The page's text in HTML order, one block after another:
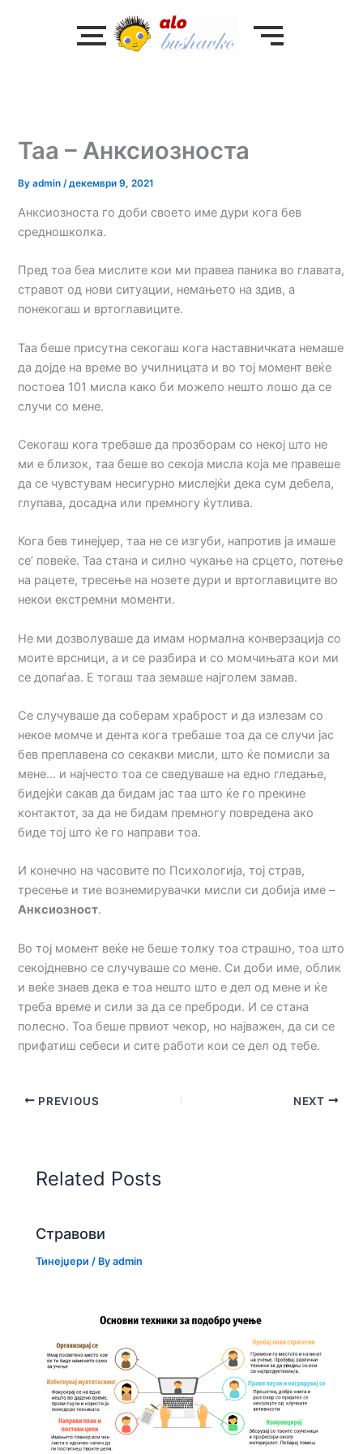
Таа – Анксиозноста
Byadmin/декември 9, 2021
Анксиозноста го доби своето име дури кога бев
средношколка.
Пред тоа беа мислите кои ми правеа паника во главата,
стравот од нови ситуации, немањето на здив, а
понекогаш и вртоглавиците.
Таа беше присутна секогаш кога наставничката немаше
да дојде на време во училницата и во тој момент веќе
постоеа 101 мисла како би можело нешто лошо да се
случи со мене.
Секогаш кога требаше да прозборам со некој што не
ми е близок, таа беше во секоја мисла која ме правеше
да се чувстувам несигурно мислејќи дека сум дебела,
глупава, досадна или премногу ќутлива.
Кога бев тинејџер, таа не се изгуби, напротив ја имаше
се’ повеќе. Таа стана и силно чукање на срцето, потење
на рацете, тресење на нозете дури и вртоглавиците во
некои екстремни моменти.
Не ми дозволуваше да имам нормална конверзација со
моите врсници, а и се разбира и со момчињата кои ми
се допаѓаа. Е тогаш таа земаше најголем замав.
Се случуваше да соберам храброст и да излезам со
некое момче и дента кога требаше тоа да се случи јас
бев преплавена со секакви мисли, што ќе помисли за
мене… и најчесто тоа се сведуваше на едно гледање,
бидејќи сакав да бидам јас таа што ќе го прекине
контактот, за да не бидам премногу повредена ако
биде тој што ќе го направи тоа.
И конечно на часовите по Психологија, тој страв,
тресење и тие вознемирувачки мисли си добија име –
Анксиозност.
Во тој момент веќе не беше толку тоа страшно, тоа што
секојдневно се случуваше со мене. Си доби име, облик
и веќе знаев дека е тоа нешто што е дел од мене и ќе
треба време и сили за да се преброди. И се стана
полесно. Тоа беше првиот чекор, но најважен, да си се
прифатиш себеси и сите работи кои се дел од тебе.
PREVIOUS NEXT
Related Posts
Стравови
Тинејџери / Byadmin